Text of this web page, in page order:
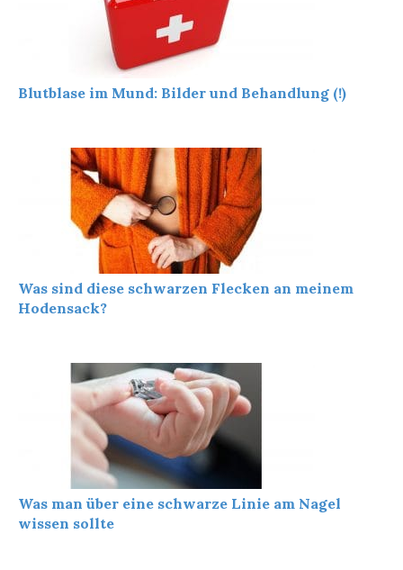
Blutblase im Mund: Bilder und Behandlung (!)
Was sind diese schwarzen Flecken an meinem
Hodensack?
Was man über eine schwarze Linie am Nagel
wissen sollte